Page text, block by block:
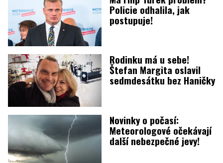
Policie odhalila, jak
postupuje!
Rodinku má u sebe!
Štefan Margita oslavil
sedmdesátku bez Haničky
Novinky o počasí:
Meteorologové očekávají
další nebezpečné jevy!